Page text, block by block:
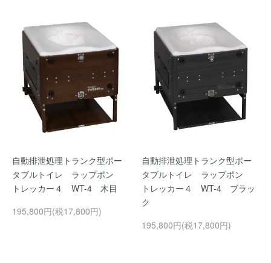
自動排泄処理トランク型ポー
タブルトイレ ラップポン
トレッカー４ WT-4 木目
195,800円(税17,800円)
自動排泄処理トランク型ポー
タブルトイレ ラップポン
トレッカー４ WT-4 ブラッ
ク
195,800円(税17,800円)